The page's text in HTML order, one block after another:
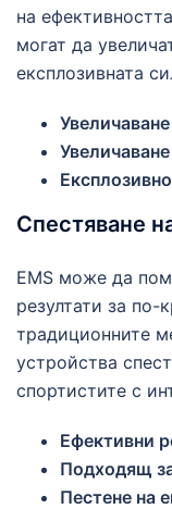
на
могат да
експлозивната
Спестяване
EMS може да
резултати за по-
традиционните
устройства
спортистите с
Ефективни
Подходящ
Пестене на